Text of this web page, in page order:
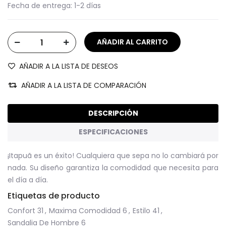
Fecha de entrega: 1-2 días
AÑADIR A LA LISTA DE DESEOS
AÑADIR A LA LISTA DE COMPARACIÓN
DESCRIPCIÓN
ESPECIFICACIONES
¡Itapuã es un éxito! Cualquiera que sepa no lo cambiará por
nada. Su diseño garantiza la comodidad que necesita para
el día a día.
Etiquetas de producto
Confort 31 , Maxima Comodidad 6 , Estilo 41 ,
Sandalia De Hombre 6